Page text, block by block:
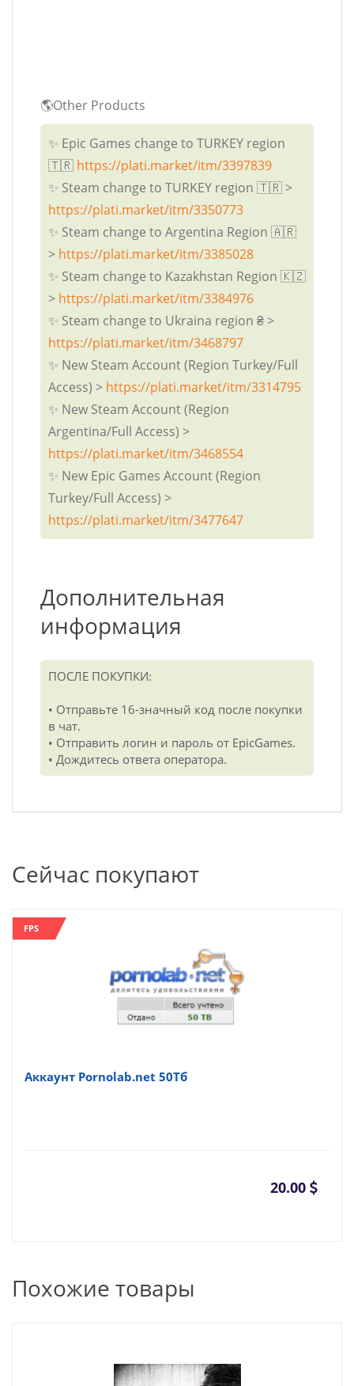
🌎Other Products
✨ Epic Games change to TURKEY region
🇹🇷 https://plati.market/itm/3397839
✨ Steam change to TURKEY region 🇹🇷 >
https://plati.market/itm/3350773
✨ Steam change to Argentina Region 🇦🇷
> https://plati.market/itm/3385028
✨ Steam change to Kazakhstan Region 🇰🇿
> https://plati.market/itm/3384976
✨ Steam change to Ukraina region ₴ >
https://plati.market/itm/3468797
✨ New Steam Account (Region Turkey/Full
Access) > https://plati.market/itm/3314795
✨ New Steam Account (Region
Argentina/Full Access) >
https://plati.market/itm/3468554
✨ New Epic Games Account (Region
Turkey/Full Access) >
https://plati.market/itm/3477647
Дополнительная
информация
ПОСЛЕ ПОКУПКИ:
• Отправьте 16-значный код после покупки
в чат.
• Отправить логин и пароль от EpicGames.
• Дождитесь ответа оператора.
Сейчас покупают
FPS
Аккаунт Pornolab.net 50Тб
20.00
Похожие товары